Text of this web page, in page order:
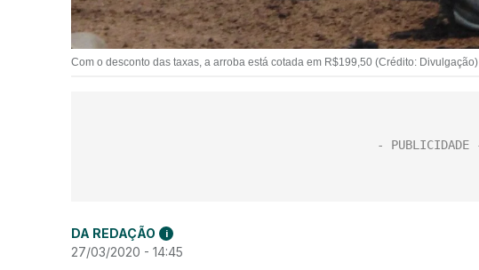
Com o desconto das taxas, a arroba está cotada em R$199,50 (Crédito: Divulgação)
DA REDAÇÃO i
27/03/2020 - 14:45